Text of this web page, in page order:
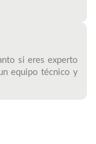
si eres experto
equipo técnico y